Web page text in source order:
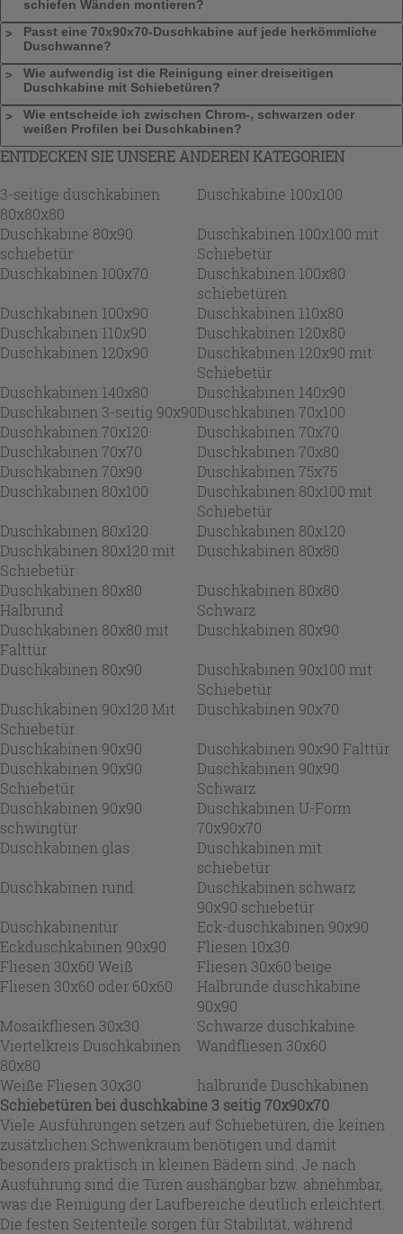
schiefen Wänden montieren?
Passt eine 70x90x70-Duschkabine auf jede herkömmliche
Duschwanne?
Wie aufwendig ist die Reinigung einer dreiseitigen
Duschkabine mit Schiebetüren?
Wie entscheide ich zwischen Chrom-, schwarzen oder
weißen Profilen bei Duschkabinen?
ENTDECKEN SIE UNSERE ANDEREN KATEGORIEN
3-seitige duschkabinen
80x80x80
Duschkabine 100x100
Duschkabine 80x90
schiebetür
Duschkabinen 100x100 mit
Schiebetür
Duschkabinen 100x70
Duschkabinen 100x80
schiebetüren
Duschkabinen 100x90
Duschkabinen 110x80
Duschkabinen 110x90
Duschkabinen 120x80
Duschkabinen 120x90
Duschkabinen 120x90 mit
Schiebetür
Duschkabinen 140x80
Duschkabinen 140x90
Duschkabinen 3-seitig 90x90Duschkabinen 70x100
Duschkabinen 70x120
Duschkabinen 70x70
Duschkabinen 70x70
Duschkabinen 70x80
Duschkabinen 70x90
Duschkabinen 75x75
Duschkabinen 80x100
Duschkabinen 80x100 mit
Schiebetür
Duschkabinen 80x120
Duschkabinen 80x120
Duschkabinen 80x120 mit
Schiebetür
Duschkabinen 80x80
Duschkabinen 80x80
Halbrund
Duschkabinen 80x80
Schwarz
Duschkabinen 80x80 mit
Falttür
Duschkabinen 80x90
Duschkabinen 80x90
Duschkabinen 90x100 mit
Schiebetür
Duschkabinen 90x120 Mit
Schiebetür
Duschkabinen 90x70
Duschkabinen 90x90
Duschkabinen 90x90 Falttür
Duschkabinen 90x90
Schiebetür
Duschkabinen 90x90
Schwarz
Duschkabinen 90x90
schwingtür
Duschkabinen U-Form
70x90x70
Duschkabinen glas
Duschkabinen mit
schiebetür
Duschkabinen rund
Duschkabinen schwarz
90x90 schiebetür
Duschkabinentür
Eck-duschkabinen 90x90
Eckduschkabinen 90x90
Fliesen 10x30
Fliesen 30x60 Weiß
Fliesen 30x60 beige
Fliesen 30x60 oder 60x60
Halbrunde duschkabine
90x90
Mosaikfliesen 30x30
Schwarze duschkabine
Viertelkreis Duschkabinen
80x80
Wandfliesen 30x60
Weiße Fliesen 30x30
halbrunde Duschkabinen
Schiebetüren bei duschkabine 3 seitig 70x90x70
Viele Ausführungen setzen auf Schiebetüren, die keinen
zusätzlichen Schwenkraum benötigen und damit
besonders praktisch in kleinen Bädern sind. Je nach
Ausführung sind die Türen aushängbar bzw. abnehmbar,
was die Reinigung der Laufbereiche deutlich erleichtert.
Die festen Seitenteile sorgen für Stabilität, während